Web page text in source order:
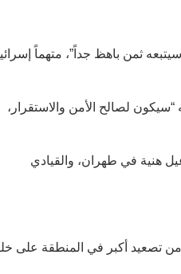
ثمن باهظ جداً”، متهماً
لصالح الأمن والاستقرار،
هنية في طهران، والقيادي
من تصعيد أكبر في المنطقة على